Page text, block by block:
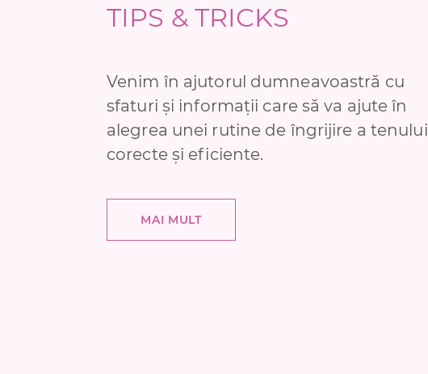
TIPS & TRICKS
Venim în ajutorul dumneavoastră cu
sfaturi și informații care să va ajute în
alegrea unei rutine de îngrijire a tenului
corecte și eficiente.
MAI MULT